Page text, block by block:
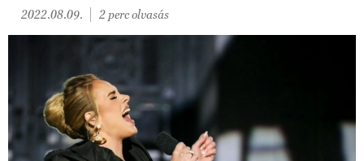
2022.08.09. 2 perc olvasás